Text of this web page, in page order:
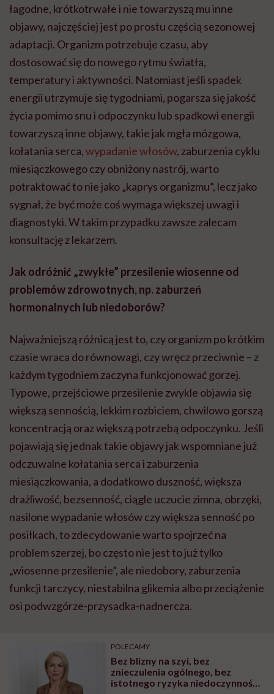
łagodne, krótkotrwałe i nie towarzyszą mu inne
objawy, najczęściej jest po prostu częścią sezonowej
adaptacji. Organizm potrzebuje czasu, aby
dostosować się do nowego rytmu światła,
temperatury i aktywności. Natomiast jeśli spadek
energii utrzymuje się tygodniami, pogarsza się jakość
życia pomimo snu i odpoczynku lub spadkowi energii
towarzyszą inne objawy, takie jak mgła mózgowa,
kołatania serca,wypadanie włosów, zaburzenia cyklu
miesiączkowego czy obniżony nastrój, warto
potraktować to nie jako „kaprys organizmu”, lecz jako
sygnał, że być może coś wymaga większej uwagi i
diagnostyki. W takim przypadku zawsze zalecam
konsultację z lekarzem.
Jak odróżnić „zwykłe” przesilenie wiosenne od
problemów zdrowotnych, np. zaburzeń
hormonalnych lub niedoborów?
Najważniejszą różnicą jest to, czy organizm po krótkim
czasie wraca do równowagi, czy wręcz przeciwnie – z
każdym tygodniem zaczyna funkcjonować gorzej.
Typowe, przejściowe przesilenie zwykle objawia się
większą sennością, lekkim rozbiciem, chwilowo gorszą
koncentracją oraz większą potrzebą odpoczynku. Jeśli
pojawiają się jednak takie objawy jak wspomniane już
odczuwalne kołatania serca i zaburzenia
miesiączkowania, a dodatkowo duszność, większa
drażliwość, bezsenność, ciągle uczucie zimna, obrzęki,
nasilone wypadanie włosów czy większa senność po
posiłkach, to zdecydowanie warto spojrzeć na
problem szerzej, bo często nie jest to już tylko
„wiosenne przesilenie”, ale niedobory, zaburzenia
funkcji tarczycy, niestabilna glikemia albo przeciążenie
osi podwzgórze-przysadka-nadnercza.
POLECAMY
Bez blizny na szyi, bez
znieczulenia ogólnego, bez
istotnego ryzyka niedoczynności.